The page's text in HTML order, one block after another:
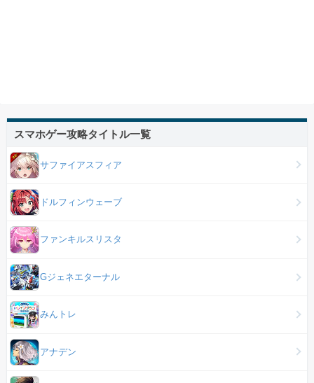
スマホゲー攻略タイトル一覧
サファイアスフィア
ドルフィンウェーブ
ファンキルスリスタ
Gジェネエターナル
みんトレ
アナデン